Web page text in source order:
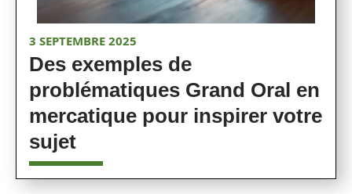
3 SEPTEMBRE 2025
Des exemples de
problématiques Grand Oral en
mercatique pour inspirer votre
sujet